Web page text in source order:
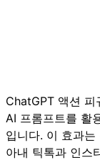
ChatGPT 액션
AI 프롬프트를 활
입니다. 이 효과
아내 틱톡과 인스